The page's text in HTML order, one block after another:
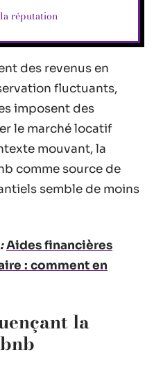
réputation
des revenus en
fluctuants,
imposent des
le marché locatif
mouvant, la
comme source de
semble de moins
Aides financières
: comment en
la